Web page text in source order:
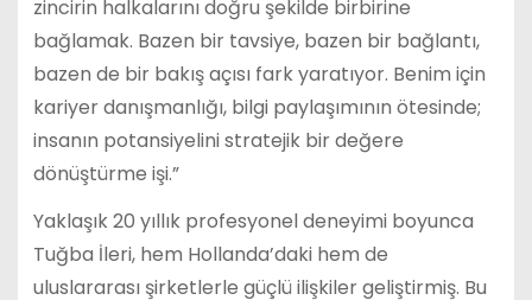
zincirin halkalarını doğru şekilde birbirine
bağlamak. Bazen bir tavsiye, bazen bir bağlantı,
bazen de bir bakış açısı fark yaratıyor. Benim için
kariyer danışmanlığı, bilgi paylaşımının ötesinde;
insanın potansiyelini stratejik bir değere
dönüştürme işi.”
Yaklaşık 20 yıllık profesyonel deneyimi boyunca
Tuğba İleri, hem Hollanda’daki hem de
uluslararası şirketlerle güçlü ilişkiler geliştirmiş. Bu